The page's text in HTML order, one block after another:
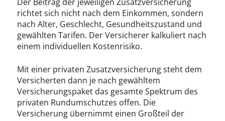
richtet sich nicht nach dem Einkommen, sondern
nach Alter, Geschlecht, Gesundheitszustand und
gewählten Tarifen. Der Versicherer kalkuliert nach
einem individuellen Kostenrisiko.
Mit einer privaten Zusatzversicherung steht dem
Versicherten dann je nach gewähltem
Versicherungspaket das gesamte Spektrum des
privaten Rundumschutzes offen. Die
Versicherung übernimmt einen Großteil der